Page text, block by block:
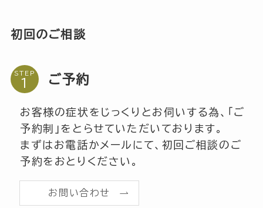
初回のご相談
STEP ご予約
お客様の症状をじっくりとお伺いする為、「ご
予約制」をとらせていただいております。
まずはお電話かメールにて、初回ご相談のご
予約をおとりください。
お問い合わせ